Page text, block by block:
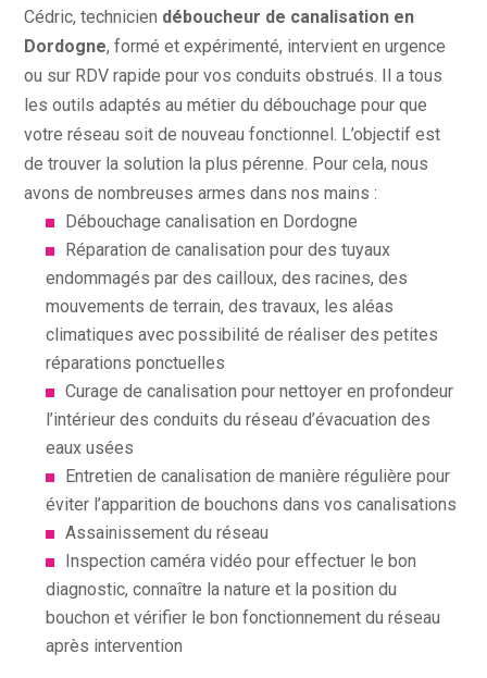
Cédric, technicien déboucheur de canalisation en
Dordogne, formé et expérimenté, intervient en urgence
ou sur RDV rapide pour vos conduits obstrués. Il a tous
les outils adaptés au métier du débouchage pour que
votre réseau soit de nouveau fonctionnel. L’objectif est
de trouver la solution la plus pérenne. Pour cela, nous
avons de nombreuses armes dans nos mains :
Débouchage canalisation en Dordogne
Réparation de canalisation pour des tuyaux
endommagés par des cailloux, des racines, des
mouvements de terrain, des travaux, les aléas
climatiques avec possibilité de réaliser des petites
réparations ponctuelles
Curage de canalisation pour nettoyer en profondeur
l’intérieur des conduits du réseau d’évacuation des
eaux usées
Entretien de canalisation de manière régulière pour
éviter l’apparition de bouchons dans vos canalisations
Assainissement du réseau
Inspection caméra vidéo pour effectuer le bon
diagnostic, connaître la nature et la position du
bouchon et vérifier le bon fonctionnement du réseau
après intervention